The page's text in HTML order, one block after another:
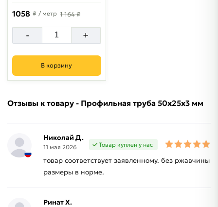
1058 ₽ / метр 1 164 ₽
- +
В корзину
Отзывы к товару - Профильная труба 50х25х3 мм
Николай Д.
11 мая 2026 Товар куплен у нас
товар соответствует заявленному. без ржавчины
размеры в норме.
Ринат Х.